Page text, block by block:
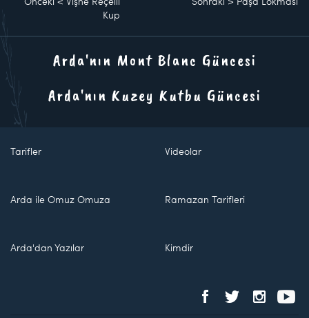
Kup
Arda'nın Mont Blanc Güncesi
Arda'nın Kuzey Kutbu Güncesi
Tarifler Videolar
Arda ile Omuz Omuza Ramazan Tarifleri
Arda'dan Yazılar Kimdir